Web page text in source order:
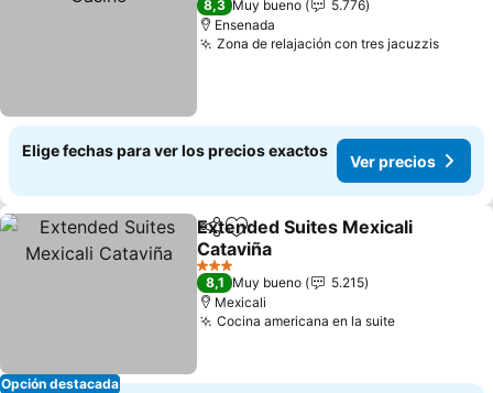
8,3 Muy bueno
5.776
Ensenada
Zona de relajación con tres jacuzzisVer
Elige fechas para ver los precios exactos
Ver precios
Opción destacada
CompartirAgregar a favoritos
Extended Suites Mexicali
Cataviña
Ver precios
3 Estrellas
8,1 Muy bueno
5.215
Mexicali
Cocina americana en la suiteVer precios